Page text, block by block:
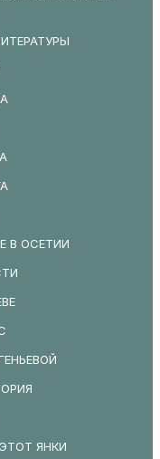
В ОСЕТИИ
ЯНКИ